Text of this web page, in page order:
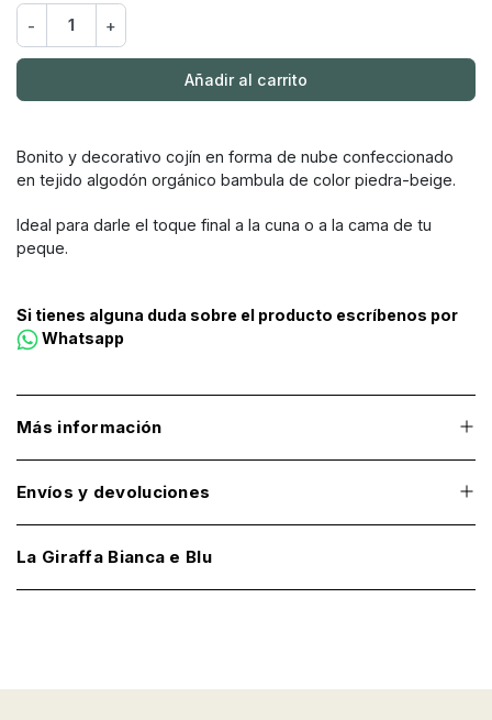
- +
Añadir al carrito
Bonito y decorativo cojín en forma de nube confeccionado
en tejido algodón orgánico bambula de color piedra-beige.
Ideal para darle el toque final a la cuna o a la cama de tu
peque.
Si tienes alguna duda sobre el producto escríbenos por
Whatsapp
Más información
Envíos y devoluciones
La Giraffa Bianca e Blu